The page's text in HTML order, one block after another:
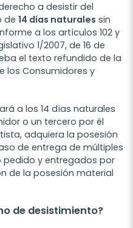
a desistir del
de 14 días naturales sin
a los artículos 102 y
1/2007, de 16 de
el texto refundido de la
los Consumidores y
a los 14 días naturales
o un tercero por él
adquiera la posesión
de entrega de múltiples
pedido y entregados por
de la posesión material
de desistimiento?